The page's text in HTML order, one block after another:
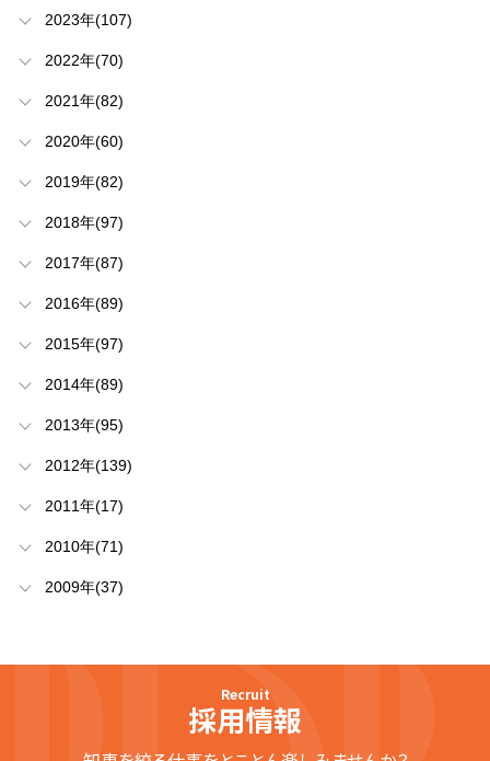
2023年(107)
2022年(70)
2021年(82)
2020年(60)
2019年(82)
2018年(97)
2017年(87)
2016年(89)
2015年(97)
2014年(89)
2013年(95)
2012年(139)
2011年(17)
2010年(71)
2009年(37)
Recruit
採用情報